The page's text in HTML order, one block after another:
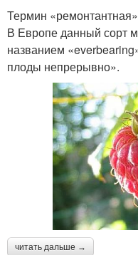
Термин
В Европе данный сорт
названием
плоды непрерывно».
читать дальше →